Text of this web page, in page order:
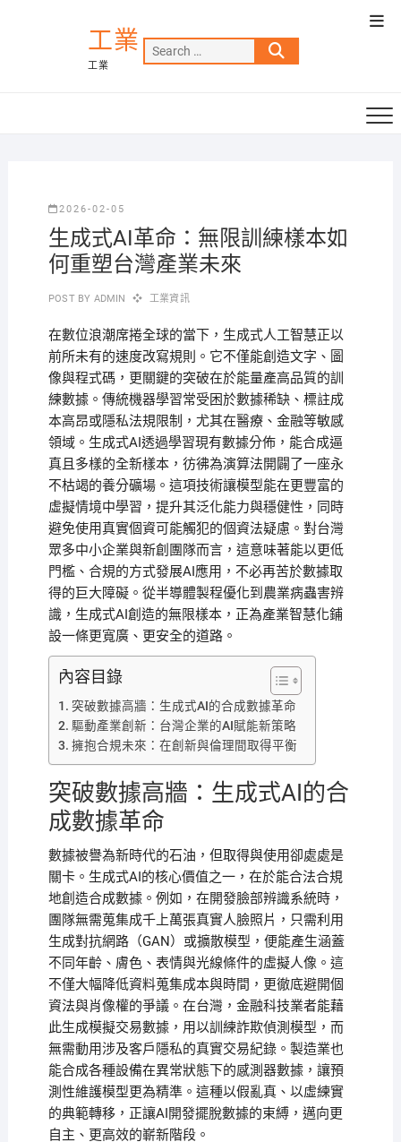
工業
工業
Search
…
2026-02-05
生成式AI革命：無限訓練樣本如
何重塑台灣產業未來
POST BY ADMIN 工業資訊
在數位浪潮席捲全球的當下，生成式人工智慧正以
前所未有的速度改寫規則。它不僅能創造文字、圖
像與程式碼，更關鍵的突破在於能量產高品質的訓
練數據。傳統機器學習常受困於數據稀缺、標註成
本高昂或隱私法規限制，尤其在醫療、金融等敏感
領域。生成式AI透過學習現有數據分佈，能合成逼
真且多樣的全新樣本，彷彿為演算法開闢了一座永
不枯竭的養分礦場。這項技術讓模型能在更豐富的
虛擬情境中學習，提升其泛化能力與穩健性，同時
避免使用真實個資可能觸犯的個資法疑慮。對台灣
眾多中小企業與新創團隊而言，這意味著能以更低
門檻、合規的方式發展AI應用，不必再苦於數據取
得的巨大障礙。從半導體製程優化到農業病蟲害辨
識，生成式AI創造的無限樣本，正為產業智慧化鋪
設一條更寬廣、更安全的道路。
內容目錄
突破數據高牆：生成式AI的合成數據革命
驅動產業創新：台灣企業的AI賦能新策略
擁抱合規未來：在創新與倫理間取得平衡
突破數據高牆：生成式AI的合
成數據革命
數據被譽為新時代的石油，但取得與使用卻處處是
關卡。生成式AI的核心價值之一，在於能合法合規
地創造合成數據。例如，在開發臉部辨識系統時，
團隊無需蒐集成千上萬張真實人臉照片，只需利用
生成對抗網路（GAN）或擴散模型，便能產生涵蓋
不同年齡、膚色、表情與光線條件的虛擬人像。這
不僅大幅降低資料蒐集成本與時間，更徹底避開個
資法與肖像權的爭議。在台灣，金融科技業者能藉
此生成模擬交易數據，用以訓練詐欺偵測模型，而
無需動用涉及客戶隱私的真實交易紀錄。製造業也
能合成各種設備在異常狀態下的感測器數據，讓預
測性維護模型更為精準。這種以假亂真、以虛練實
的典範轉移，正讓AI開發擺脫數據的束縛，邁向更
自主、更高效的嶄新階段。